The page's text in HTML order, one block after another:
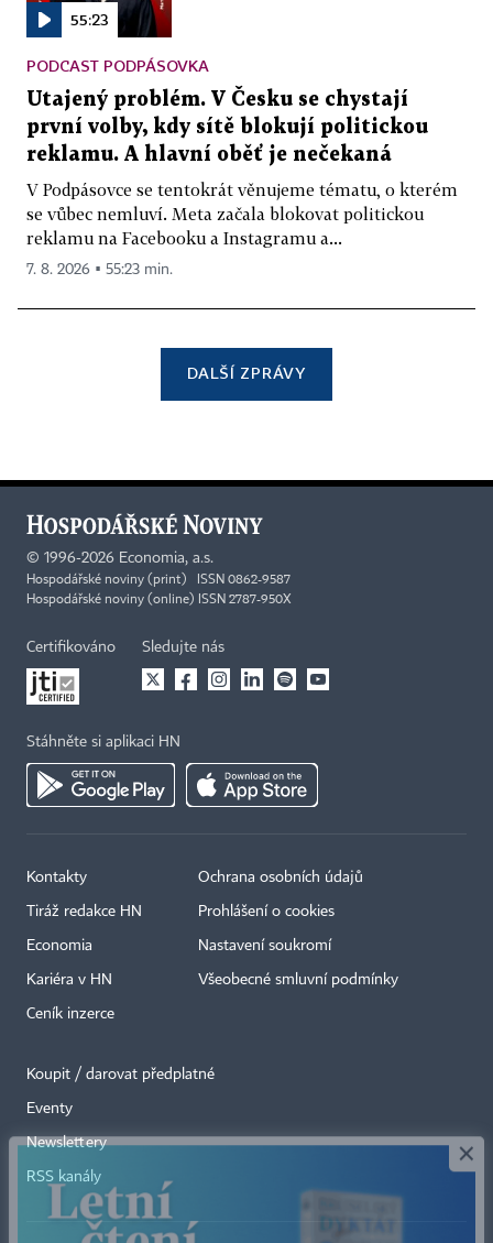
55:23
PODCAST PODPÁSOVKA
Utajený problém. V Česku se chystají
první volby, kdy sítě blokují politickou
reklamu. A hlavní oběť je nečekaná
V Podpásovce se tentokrát věnujeme tématu, o kterém
se vůbec nemluví. Meta začala blokovat politickou
reklamu na Facebooku a Instagramu a...
7. 8. 2026 ▪ 55:23 min.
DALŠÍ ZPRÁVY
© 1996-2026 Economia, a.s.
Hospodářské noviny (print) ISSN 0862-9587
Hospodářské noviny (online) ISSN 2787-950X
Certifikováno Sledujte nás
Stáhněte si aplikaci HN
Kontakty
Tiráž redakce HN
Economia
Kariéra v HN
Ceník inzerce
Ochrana osobních údajů
Prohlášení o cookies
Nastavení soukromí
Všeobecné smluvní podmínky
Koupit / darovat předplatné
Eventy
Newslettery
RSS kanály